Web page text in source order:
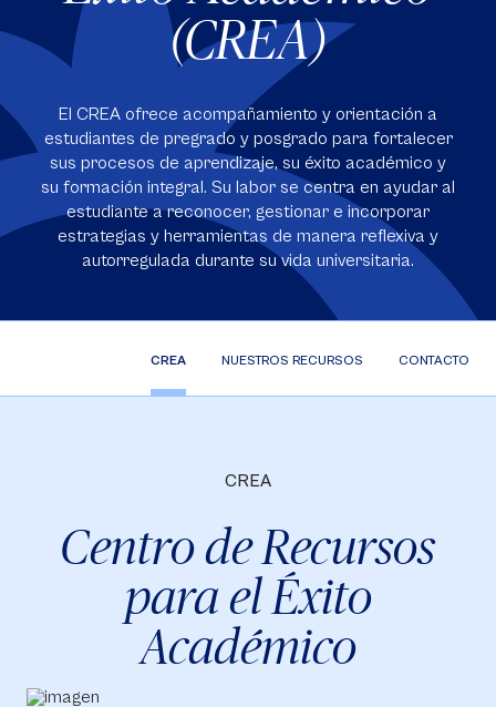
(CREA)
El CREA ofrece acompañamiento y orientación a
estudiantes de pregrado y posgrado para fortalecer
sus procesos de aprendizaje, su éxito académico y
su formación integral. Su labor se centra en ayudar al
estudiante a reconocer, gestionar e incorporar
estrategias y herramientas de manera reflexiva y
autorregulada durante su vida universitaria.
CREA NUESTROS RECURSOS CONTACTO
CREA
Centro de Recursos
para el Éxito
Académico